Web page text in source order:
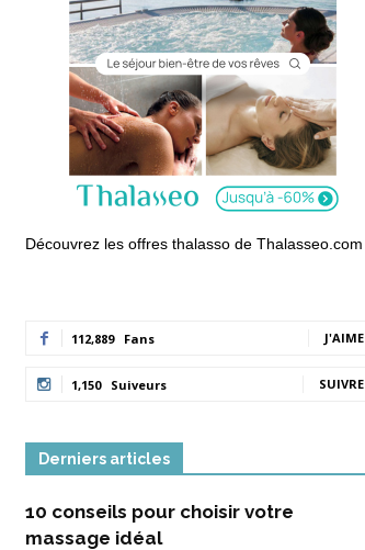
Découvrez les offres thalasso de Thalasseo.com
112,889 Fans J'AIME
1,150 Suiveurs SUIVRE
Derniers articles
10 conseils pour choisir votre
massage idéal